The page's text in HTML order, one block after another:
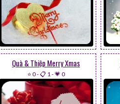
Quà & Thiệp Merry Xmas
⭐ 0-📋 1 -💗 0